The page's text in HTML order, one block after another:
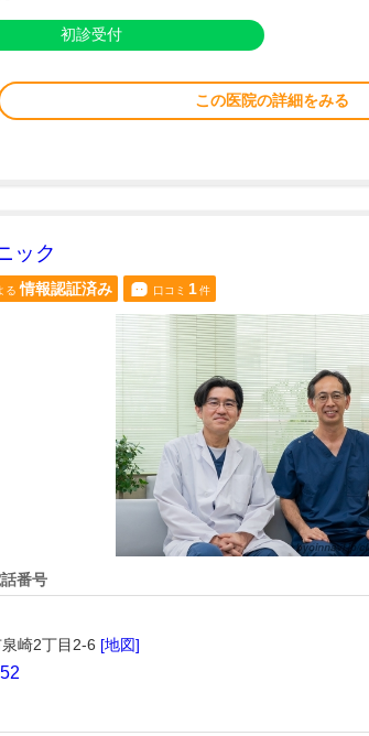
初診受付
この医院の詳細をみる
ック
る 情報認証済み 口コミ 1件
番号
崎2丁目2-6 [地図]